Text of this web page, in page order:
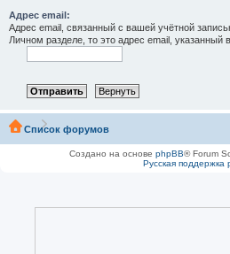
Адрес email:
Адрес email, связанный с вашей учётной
Личном разделе, то это адрес email, указанный
Список форумов
Создано на основе phpBB® Forum
Русская поддержка